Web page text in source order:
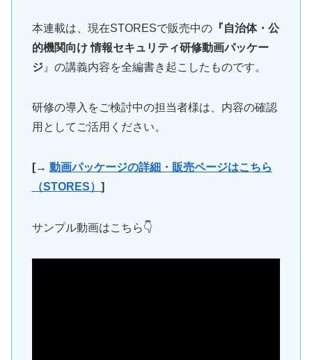
本連載は、現在STORESで販売中の『自治体・公
的機関向け 情報セキュリティ研修動画パッケー
ジ』の講義内容を全編書き起こしたものです。
研修の導入をご検討中の担当者様は、内容の確認
用としてご活用ください。
[→ 動画パッケージの詳細・販売ページはこちら
（STORES） ]
サンプル動画はこちら👇